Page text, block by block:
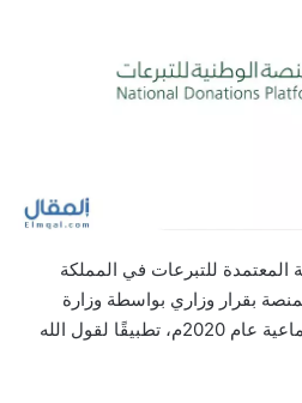
للتبرعات في المملكة
بقرار وزاري بواسطة وزارة
الموارد البشرية والتنمية الاجتماعية عام 2020م، تطبيقًا لقول الله